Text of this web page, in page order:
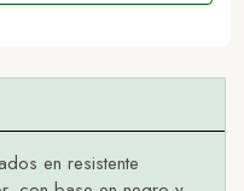
en resistente